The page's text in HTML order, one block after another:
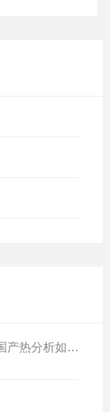
不与低端竞品“卷”：走访和晟科技，探寻国产热分析如何行稳致远